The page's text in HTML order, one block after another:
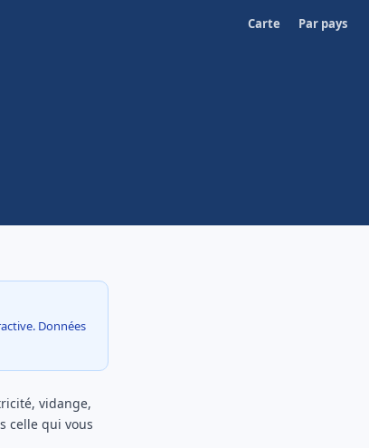
Carte Par pays
Données
vidange,
celle qui vous